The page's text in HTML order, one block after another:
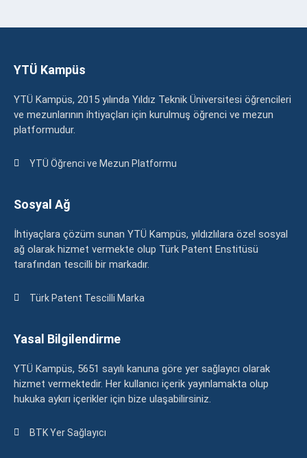
YTÜ Kampüs
YTÜ Kampüs, 2015 yılında Yıldız Teknik Üniversitesi öğrencileri
ve mezunlarının ihtiyaçları için kurulmuş öğrenci ve mezun
platformudur.
YTÜ Öğrenci ve Mezun Platformu
Sosyal Ağ
İhtiyaçlara çözüm sunan YTÜ Kampüs, yıldızlılara özel sosyal
ağ olarak hizmet vermekte olup Türk Patent Enstitüsü
tarafından tescilli bir markadır.
Türk Patent Tescilli Marka
Yasal Bilgilendirme
YTÜ Kampüs, 5651 sayılı kanuna göre yer sağlayıcı olarak
hizmet vermektedir. Her kullanıcı içerik yayınlamakta olup
hukuka aykırı içerikler için bize ulaşabilirsiniz.
BTK Yer Sağlayıcı